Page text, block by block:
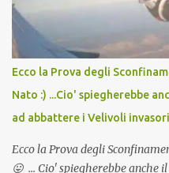
Ecco la Prova degli
Nato :) ...Cio' spiegherebbe
ad abbattere i Velivoli
Ecco la Prova degli
😛 ... Cio' spiegherebbe anche